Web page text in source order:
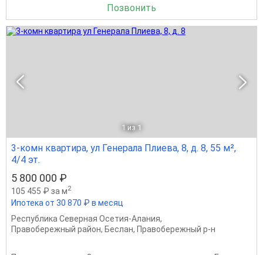
Позвонить
1 из 1
3-комн квартира, ул Генерала Плиева, 8, д. 8, 55 м²,
4/4 эт.
5 800 000 ₽
105 455 ₽ за м2
Ипотека от 30 870 ₽ в месяц
Республика Северная Осетия-Алания,
Правобережный район, Беслан, Правобережный р-н